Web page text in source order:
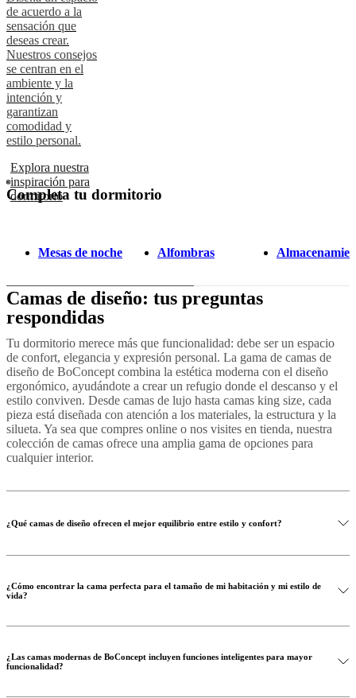
de acuerdo a la
sensación que
deseas crear.
Nuestros consejos
se centran en el
ambiente y la
intención y
garantizan
comodidad y
estilo personal.
Explora nuestra
inspiración para
dormitorio
Completa tu dormitorio
Mesas de noche Alfombras
Camas de diseño: tus preguntas
respondidas
Tu dormitorio merece más que funcionalidad: debe ser un espacio
de confort, elegancia y expresión personal. La gama de camas de
diseño de BoConcept combina la estética moderna con el diseño
ergonómico, ayudándote a crear un refugio donde el descanso y el
estilo conviven. Desde camas de lujo hasta camas king size, cada
pieza está diseñada con atención a los materiales, la estructura y la
silueta. Ya sea que compres online o nos visites en tienda, nuestra
colección de camas ofrece una amplia gama de opciones para
cualquier interior.
¿Qué camas de diseño ofrecen el mejor equilibrio entre estilo y confort?
¿Cómo encontrar la cama perfecta para el tamaño de mi habitación y mi estilo de
vida?
¿Las camas modernas de BoConcept incluyen funciones inteligentes para mayor
funcionalidad?